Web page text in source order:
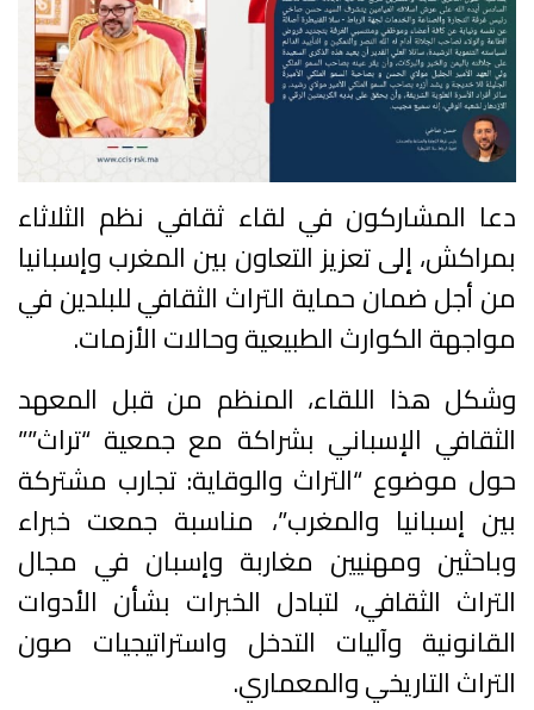
دعا المشاركون في لقاء ثقافي نظم الثلاثاء
بمراكش، إلى تعزيز التعاون بين المغرب وإسبانيا
من أجل ضمان حماية التراث الثقافي للبلدين في
مواجهة الكوارث الطبيعية وحالات الأزمات.
وشكل هذا اللقاء، المنظم من قبل المعهد
الثقافي الإسباني بشراكة مع جمعية “تراث””
حول موضوع “التراث والوقاية: تجارب مشتركة
بين إسبانيا والمغرب”، مناسبة جمعت خبراء
وباحثين ومهنيين مغاربة وإسبان في مجال
التراث الثقافي، لتبادل الخبرات بشأن الأدوات
القانونية وآليات التدخل واستراتيجيات صون
التراث التاريخي والمعماري.